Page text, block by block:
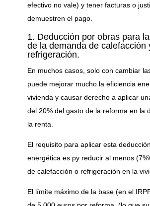
efectivo no vale) y tener facturas o
demuestren el pago.
1. Deducción por obras para
de la demanda de calefacción
refrigeración.
En muchos casos, solo con cambiar
puede mejorar mucho la eficiencia
vivienda y causar derecho a aplicar
del 20% del gasto de la reforma en la
la renta.
El requisito para aplicar esta
energética es py reducir al menos
de calefacción o refrigeración en la
El límite máximo de la base (en el